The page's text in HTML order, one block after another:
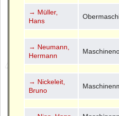
→ Müller,
Hans
→ Neumann,
Hermann
→ Nickeleit,
Bruno